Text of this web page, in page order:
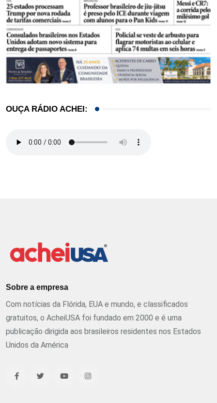
OUÇA RÁDIO ACHEI:
Sobre a empresa
Com notícias da Flórida, EUA e mundo, e classificados
gratuitos, o AcheiUSA foi fundado em 2000 e é uma
publicação dirigida aos brasileiros residentes nos Estados
Unidos da América